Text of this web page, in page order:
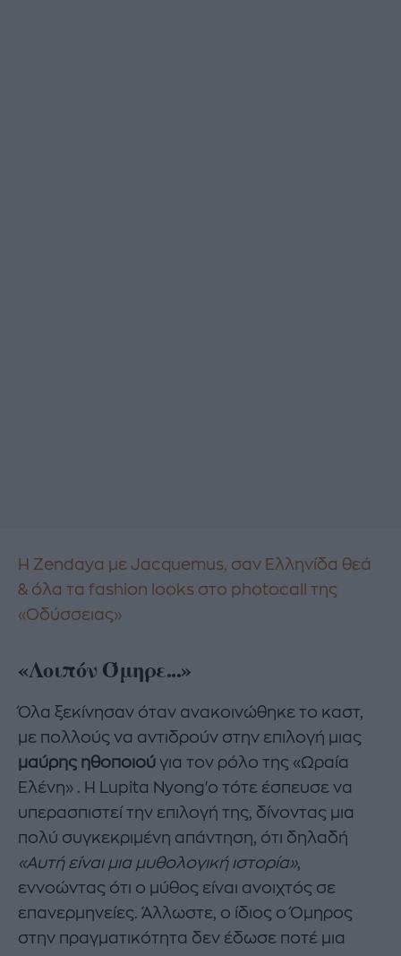
Η Zendaya με Jacquemus, σαν Ελληνίδα θεά
& όλα τα fashion looks στο photocall της
«Οδύσσειας»
«Λοιπόν Όμηρε...»
Όλα ξεκίνησαν όταν ανακοινώθηκε το καστ,
με πολλούς να αντιδρούν στην επιλογή μιας
μαύρης ηθοποιού για τον ρόλο της «Ωραία
Ελένη» . Η Lupita Nyong'o τότε έσπευσε να
υπερασπιστεί την επιλογή της, δίνοντας μια
πολύ συγκεκριμένη απάντηση, ότι δηλαδή
«Αυτή είναι μια μυθολογική ιστορία»,
εννοώντας ότι ο μύθος είναι ανοιχτός σε
επανερμηνείες. Άλλωστε, ο ίδιος ο Όμηρος
στην πραγματικότητα δεν έδωσε ποτέ μια